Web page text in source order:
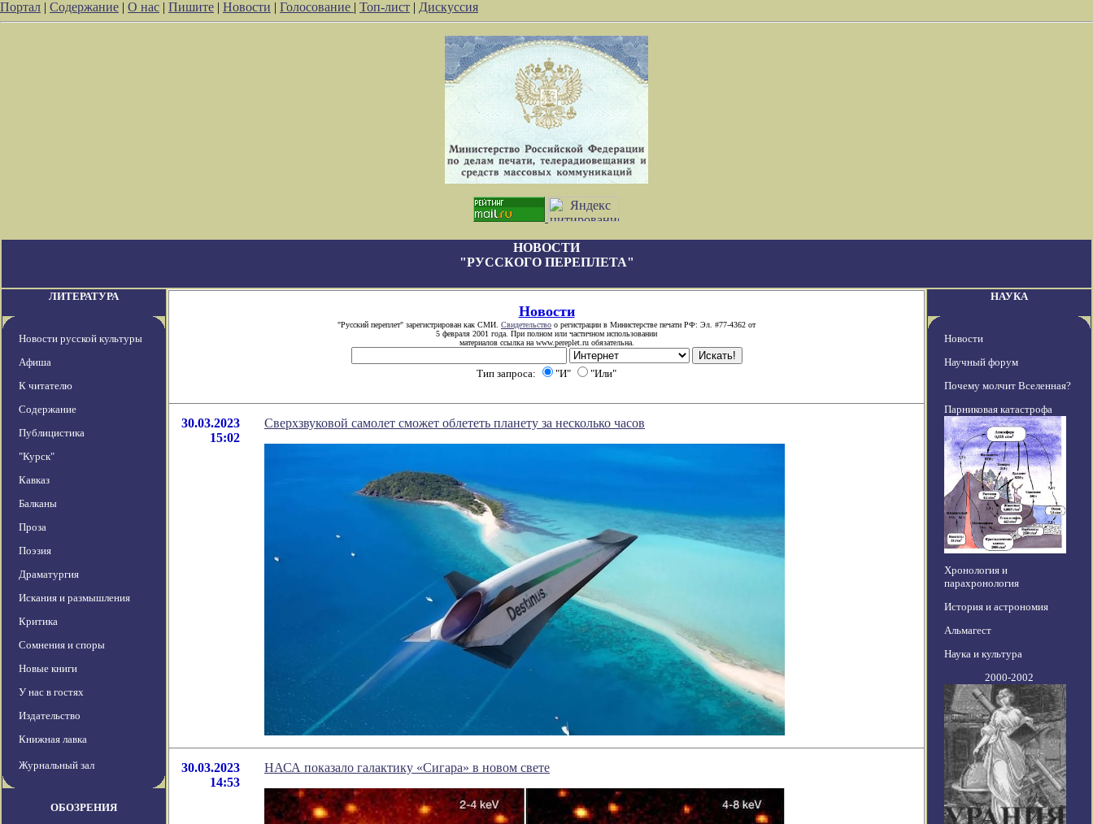
Портал | Содержание | О нас | Пишите | Новости | Голосование | Топ-лист | Дискуссия
НОВОСТИ
"РУССКОГО ПЕРЕПЛЕТА"
ЛИТЕРАТУРА
Новости русской культуры
Афиша
К читателю
Содержание
Публицистика
"Курск"
Кавказ
Балканы
Проза
Поэзия
Драматургия
Искания и размышления
Критика
Сомнения и споры
Новые книги
У нас в гостях
Издательство
Книжная лавка
Журнальный зал
ОБОЗРЕНИЯ
Новости
"Русский переплет" зарегистрирован как СМИ. Свидетельство о регистрации в Министерстве печати РФ: Эл. #77-4362 от
5 февраля 2001 года. При полном или частичном использовании
материалов ссылка на www.pereplet.ru обязательна.
Тип запроса: "И" "Или"
30.03.2023
15:02
Сверхзвуковой самолет сможет облететь планету за несколько часов
30.03.2023
14:53
НАСА показало галактику «Сигара» в новом свете
НАУКА
Новости
Научный форум
Почему молчит Вселенная?
Парниковая катастрофа
Хронология и
парахронология
История и астрономия
Альмагест
Наука и культура
2000-2002